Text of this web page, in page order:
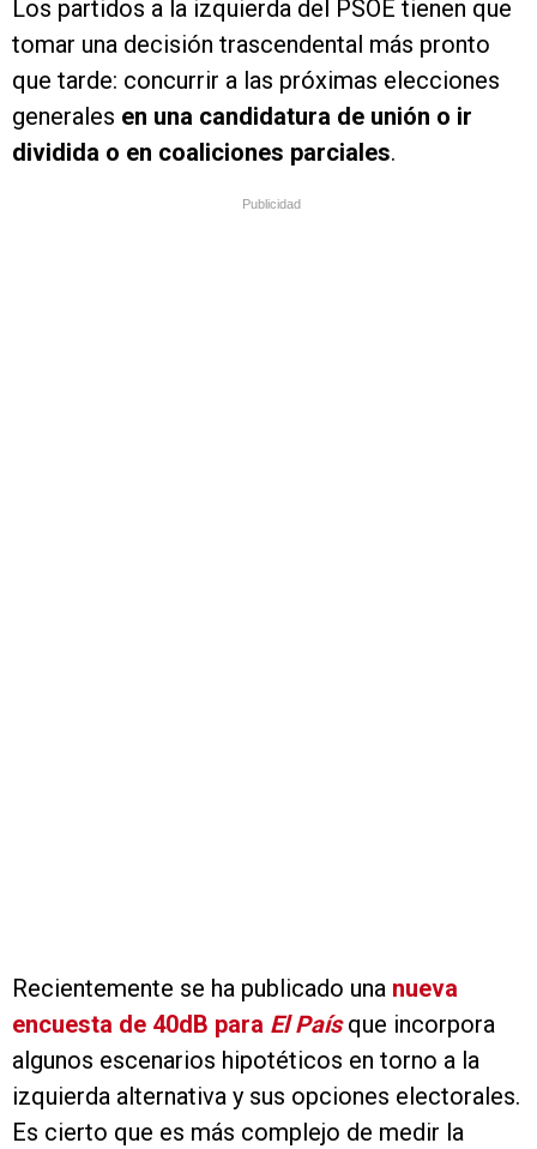
Los partidos a la izquierda del PSOE tienen que
tomar una decisión trascendental más pronto
que tarde: concurrir a las próximas elecciones
generales en una candidatura de unión o ir
dividida o en coaliciones parciales.
Publicidad
Recientemente se ha publicado una nueva
encuesta de 40dB para El Paísque incorpora
algunos escenarios hipotéticos en torno a la
izquierda alternativa y sus opciones electorales.
Es cierto que es más complejo de medir la